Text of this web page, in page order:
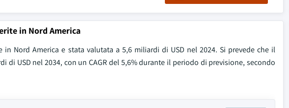
in Nord America
Nord America e stata valutata a 5,6 miliardi di USD nel 2024. Si prevede che il
di USD nel 2034, con un CAGR del 5,6% durante il periodo di previsione, secondo